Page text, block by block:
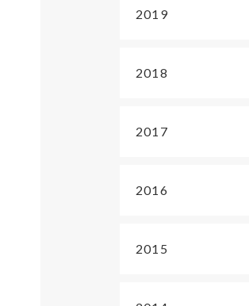
2019
2018
2017
2016
2015